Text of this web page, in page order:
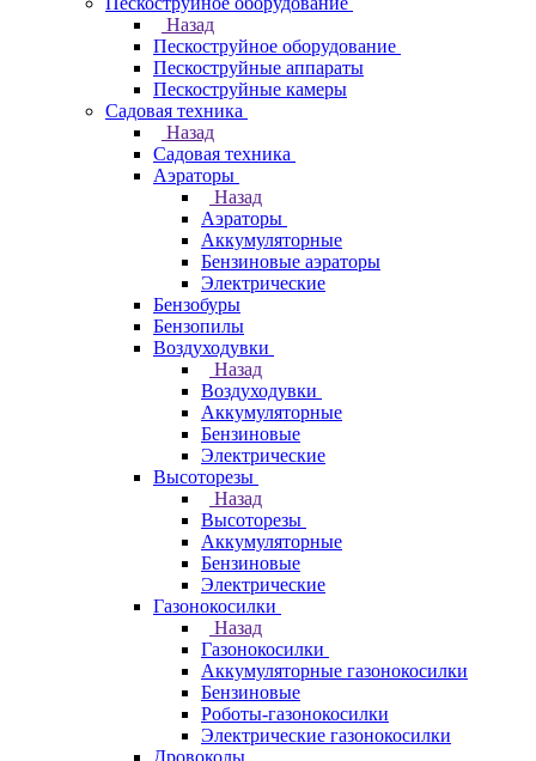
Назад
Пескоструйное оборудование
Пескоструйные аппараты
Пескоструйные камеры
Садовая техника
Назад
Садовая техника
Аэраторы
Назад
Аэраторы
Аккумуляторные
Бензиновые аэраторы
Электрические
Бензобуры
Бензопилы
Воздуходувки
Назад
Воздуходувки
Аккумуляторные
Бензиновые
Электрические
Высоторезы
Назад
Высоторезы
Аккумуляторные
Бензиновые
Электрические
Газонокосилки
Назад
Газонокосилки
Аккумуляторные газонокосилки
Бензиновые
Роботы-газонокосилки
Электрические газонокосилки
Дровоколы